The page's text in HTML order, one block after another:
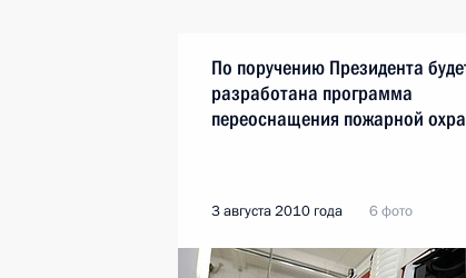
По поручению Президента
разработана программа
переоснащения пожарной
3 августа 2010 года 6 фото